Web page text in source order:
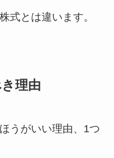
式とは違います。
理由
うがいい理由、1つ